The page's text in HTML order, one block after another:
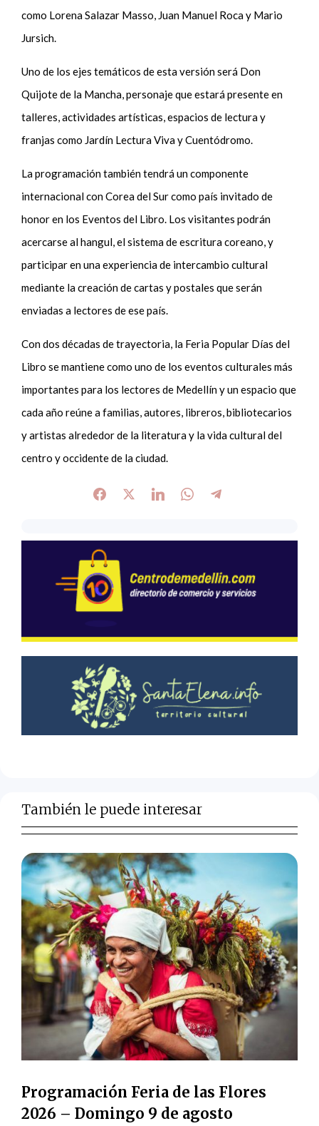
como Lorena Salazar Masso, Juan Manuel Roca y Mario
Jursich.
Uno de los ejes temáticos de esta versión será Don
Quijote de la Mancha, personaje que estará presente en
talleres, actividades artísticas, espacios de lectura y
franjas como Jardín Lectura Viva y Cuentódromo.
La programación también tendrá un componente
internacional con Corea del Sur como país invitado de
honor en los Eventos del Libro. Los visitantes podrán
acercarse al hangul, el sistema de escritura coreano, y
participar en una experiencia de intercambio cultural
mediante la creación de cartas y postales que serán
enviadas a lectores de ese país.
Con dos décadas de trayectoria, la Feria Popular Días del
Libro se mantiene como uno de los eventos culturales más
importantes para los lectores de Medellín y un espacio que
cada año reúne a familias, autores, libreros, bibliotecarios
y artistas alrededor de la literatura y la vida cultural del
centro y occidente de la ciudad.
También le puede interesar
Programación Feria de las Flores
2026 – Domingo 9 de agosto